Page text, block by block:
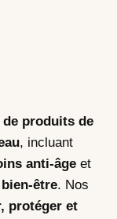
produits de
, incluant
anti-âge et
être. Nos
protéger et